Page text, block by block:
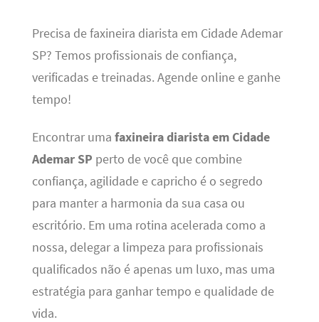
Precisa de faxineira diarista em Cidade Ademar
SP? Temos profissionais de confiança,
verificadas e treinadas. Agende online e ganhe
tempo!
Encontrar uma faxineira diarista em Cidade
Ademar SP perto de você que combine
confiança, agilidade e capricho é o segredo
para manter a harmonia da sua casa ou
escritório. Em uma rotina acelerada como a
nossa, delegar a limpeza para profissionais
qualificados não é apenas um luxo, mas uma
estratégia para ganhar tempo e qualidade de
vida.